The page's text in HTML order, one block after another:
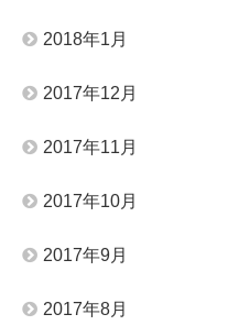
2018年1月
2017年12月
2017年11月
2017年10月
2017年9月
2017年8月